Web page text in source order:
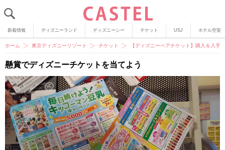
新着情報 ディズニーランド ディズニーシー チケット USJ ホテル空室
ホーム 東京ディズニーリゾート チケット 【ディズニーペアチケット】購入＆入手
懸賞でディズニーチケットを当てよう